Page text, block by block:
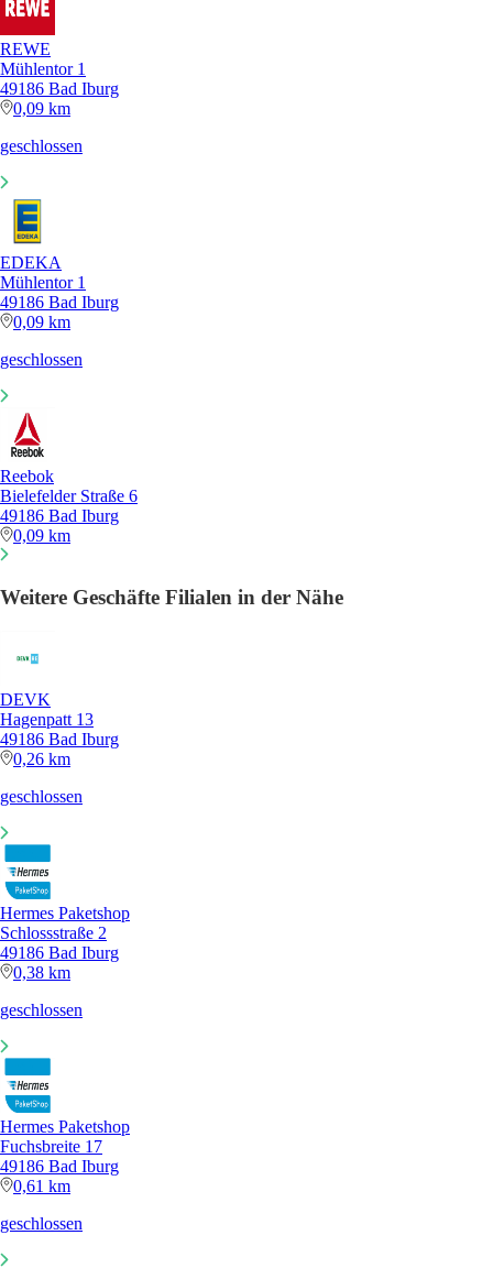
REWE
Mühlentor 1
49186 Bad Iburg
0,09 km
geschlossen
EDEKA
Mühlentor 1
49186 Bad Iburg
0,09 km
geschlossen
Reebok
Bielefelder Straße 6
49186 Bad Iburg
0,09 km
Weitere Geschäfte Filialen in der Nähe
DEVK
Hagenpatt 13
49186 Bad Iburg
0,26 km
geschlossen
Hermes Paketshop
Schlossstraße 2
49186 Bad Iburg
0,38 km
geschlossen
Hermes Paketshop
Fuchsbreite 17
49186 Bad Iburg
0,61 km
geschlossen